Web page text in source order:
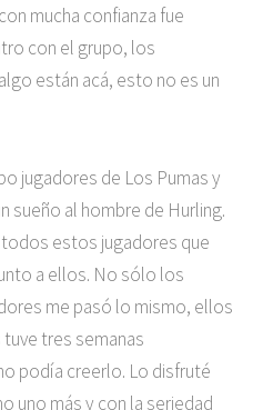
mucha confianza fue
con el grupo, los
están acá, esto no es un
jugadores de Los Pumas y
sueño al hombre de Hurling.
todos estos jugadores que
a ellos. No sólo los
me pasó lo mismo, ellos
tres semanas
podía creerlo. Lo disfruté
uno más y con la seriedad